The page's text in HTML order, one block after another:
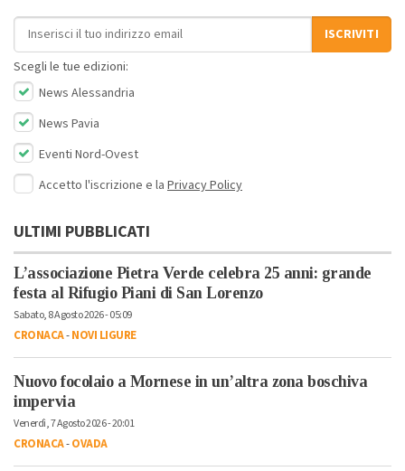
Indirizzo email
ISCRIVITI
Scegli le tue edizioni:
News Alessandria
News Pavia
Eventi Nord-Ovest
Accetto l'iscrizione e la Privacy Policy
ULTIMI PUBBLICATI
L’associazione Pietra Verde celebra 25 anni: grande
festa al Rifugio Piani di San Lorenzo
Sabato, 8 Agosto 2026 - 05:09
CRONACA-NOVI LIGURE
Nuovo focolaio a Mornese in un’altra zona boschiva
impervia
Venerdì, 7 Agosto 2026 - 20:01
CRONACA-OVADA